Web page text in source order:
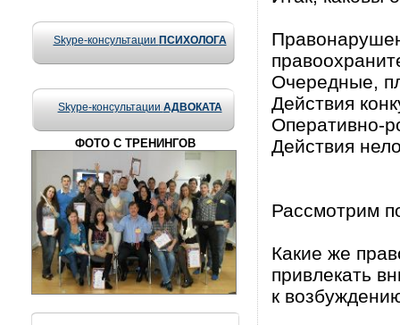
Skype-консультации ПСИХОЛОГА
Skype-консультации АДВОКАТА
ФОТО С ТРЕНИНГОВ
Очередные,
Действия
Оперативно-
Действия
Рассмотрим
Какие же
привлекать
к